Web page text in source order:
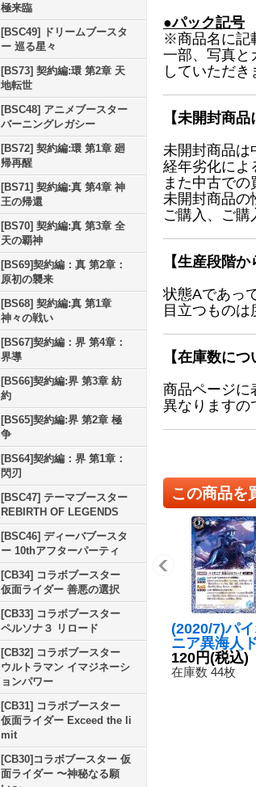
極来臨
[BSC49] ドリームブースタ
ー 巡る星々
[BS73] 契約編:環 第2章 天
地転世
[BSC48] アニメブースター
バーニングレガシー
[BS72] 契約編:環 第1章 廻
帰再醒
[BS71] 契約編:真 第4章 神
王の帰還
[BS70] 契約編:真 第3章 全
天の覇神
[BS69]契約編：真 第2章：
原初の襲来
[BS68] 契約編:真 第1章
神々の戦い
[BS67]契約編：界 第4章：
界導
[BS66]契約編:界 第3章 紡
約
[BS65]契約編:界 第2章 極
争
[BS64]契約編：界 第1章：
閃刃
[BSC47] テーマブースター
REBIRTH OF LEGENDS
[BSC46] ディーバブースタ
ー 10thアフターパーティ
[CB34] コラボブースター
仮面ライダー 善悪の選択
[CB33] コラボブースター
ペルソナ３ リロード
[CB32] コラボブースター
ウルトラマン イマジネーシ
ョンパワー
[CB31] コラボブースター
仮面ライダー Exceed the li
mit
[CB30]コラボブースター 仮
面ライダー 〜神秘なる願
●パック記号
※商品名に記
一部、写真と
していただき
【未開封商
未開封商品は
経年劣化によ
また中古での
未開封商品の
ご購入、ご購
【生産段階
状態Aであっ
目立つものは
【在庫数につ
商品ページに
異なりますの
この商品を
(2020/7)パ
ニア異海人
フィーナ【C
{BS52-051}
120円(税込)
在庫数 44枚